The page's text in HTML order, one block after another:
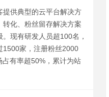
供典型的云平台解决方
化、粉丝留存解决方案
现有研发人员超100名，
1500家，注册粉丝2000
有率超50%，累计为站